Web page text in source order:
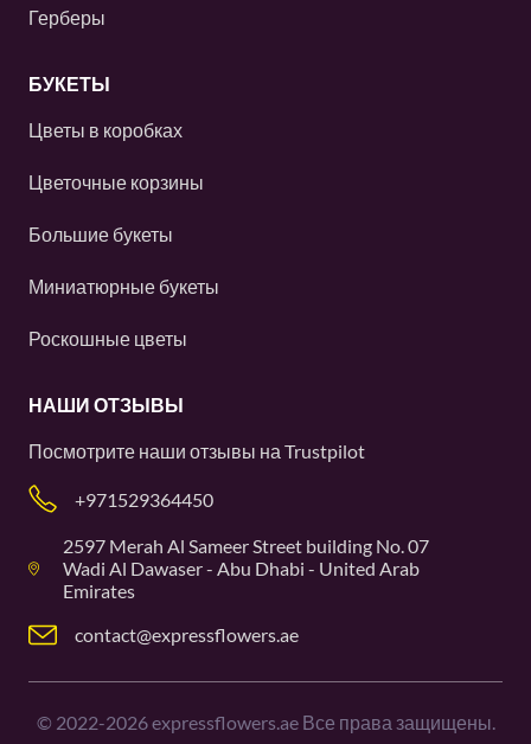
Герберы
БУКЕТЫ
Цветы в коробках
Цветочные корзины
Большие букеты
Миниатюрные букеты
Роскошные цветы
НАШИ ОТЗЫВЫ
Посмотрите наши отзывы на Trustpilot
+971529364450
2597 Merah Al Sameer Street building No. 07
Wadi Al Dawaser - Abu Dhabi - United Arab
Emirates
contact@expressflowers.ae
© 2022-2026expressflowers.ae Все права защищены.